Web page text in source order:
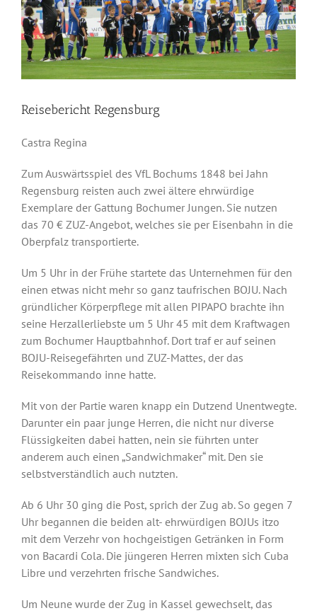
Reisebericht Regensburg
Castra Regina
Zum Auswärtsspiel des VfL Bochums 1848 bei Jahn
Regensburg reisten auch zwei ältere ehrwürdige
Exemplare der Gattung Bochumer Jungen. Sie nutzen
das 70 € ZUZ-Angebot, welches sie per Eisenbahn in die
Oberpfalz transportierte.
Um 5 Uhr in der Frühe startete das Unternehmen für den
einen etwas nicht mehr so ganz taufrischen BOJU. Nach
gründlicher Körperpflege mit allen PIPAPO brachte ihn
seine Herzallerliebste um 5 Uhr 45 mit dem Kraftwagen
zum Bochumer Hauptbahnhof. Dort traf er auf seinen
BOJU-Reisegefährten und ZUZ-Mattes, der das
Reisekommando inne hatte.
Mit von der Partie waren knapp ein Dutzend Unentwegte.
Darunter ein paar junge Herren, die nicht nur diverse
Flüssigkeiten dabei hatten, nein sie führten unter
anderem auch einen „Sandwichmaker“ mit. Den sie
selbstverständlich auch nutzten.
Ab 6 Uhr 30 ging die Post, sprich der Zug ab. So gegen 7
Uhr begannen die beiden alt- ehrwürdigen BOJUs itzo
mit dem Verzehr von hochgeistigen Getränken in Form
von Bacardi Cola. Die jüngeren Herren mixten sich Cuba
Libre und verzehrten frische Sandwiches.
Um Neune wurde der Zug in Kassel gewechselt, das